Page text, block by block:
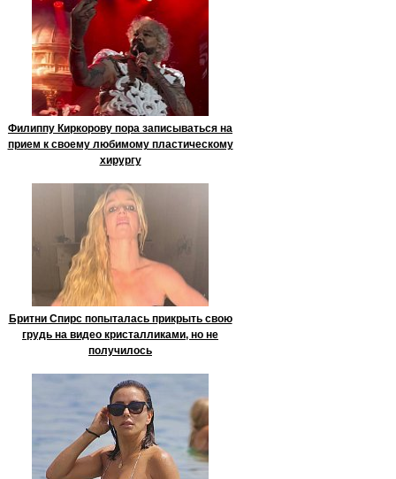
Филиппу Киркорову пора записываться на
прием к своему любимому пластическому
хирургу
Бритни Спирс попыталась прикрыть свою
грудь на видео кристалликами, но не
получилось